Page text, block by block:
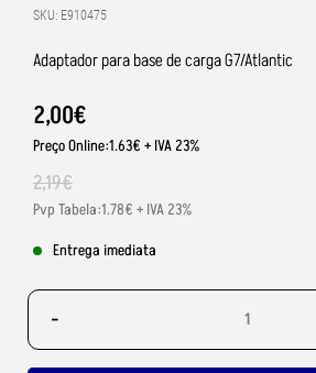
SKU: E910475
Adaptador para base de carga G7/Atlantic
2,00€
Preço Online:1.63€ + IVA 23%
2,19€
Pvp Tabela:1.78€ + IVA 23%
Entrega imediata
-